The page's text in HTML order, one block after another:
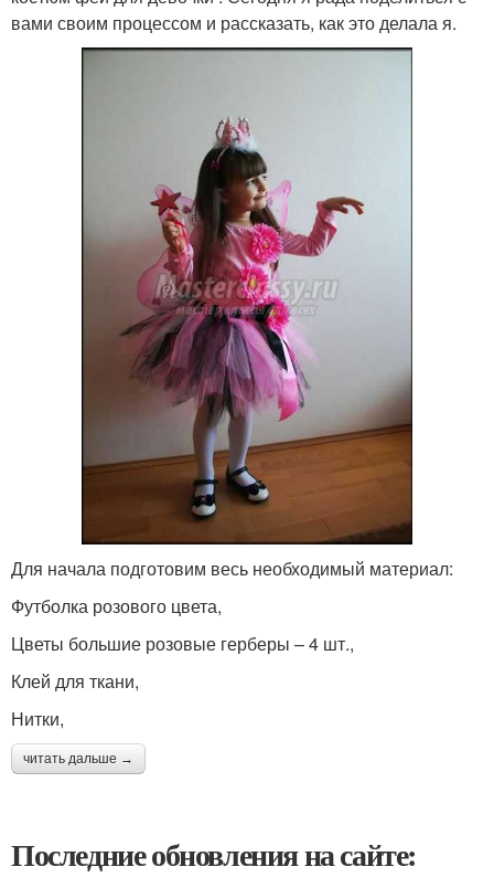
вами своим процессом и рассказать, как это делала я.
Для начала подготовим весь необходимый материал:
Футболка розового цвета,
Цветы большие розовые герберы – 4 шт.,
Клей для ткани,
Нитки,
читать дальше →
Последние обновления на сайте: